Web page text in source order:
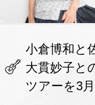
小倉博和と
大貫妙子と
ツアーを3